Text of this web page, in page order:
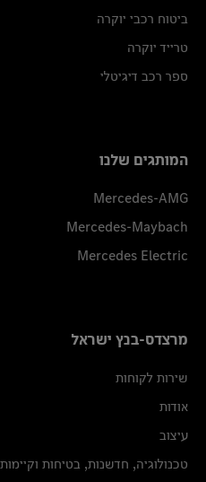
ביטוח רכבי יוקרה
טרייד יוקרה
ספר רכב דיגיטלי
המותגים שלנו
Mercedes-AMG
Mercedes-Maybach
Mercedes Electric
מרצדס-בנץ ישראל
שירות לקוחות
אודות
עיצוב
טכנולוגיה, חדשנות, בטיחות וקיימות